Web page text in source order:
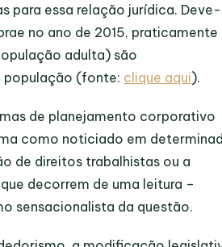
para essa relação jurídica.
no ano de 2015, praticamente
adulta) são
população (fonte: clique aqui).
de planejamento corporativo
como noticiado em
de direitos trabalhistas ou a
decorrem de uma leitura –
sensacionalista da questão.